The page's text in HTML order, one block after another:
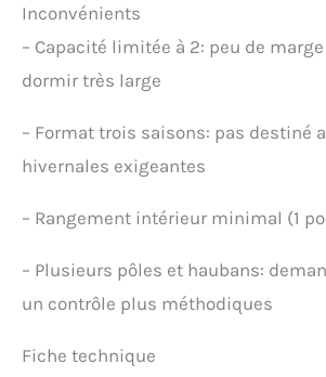
Inconvénients
– Capacité limitée à 2: peu de
dormir très large
– Format trois saisons: pas destiné
hivernales exigeantes
– Rangement intérieur minimal (1
– Plusieurs pôles et haubans:
un contrôle plus méthodiques
Fiche technique